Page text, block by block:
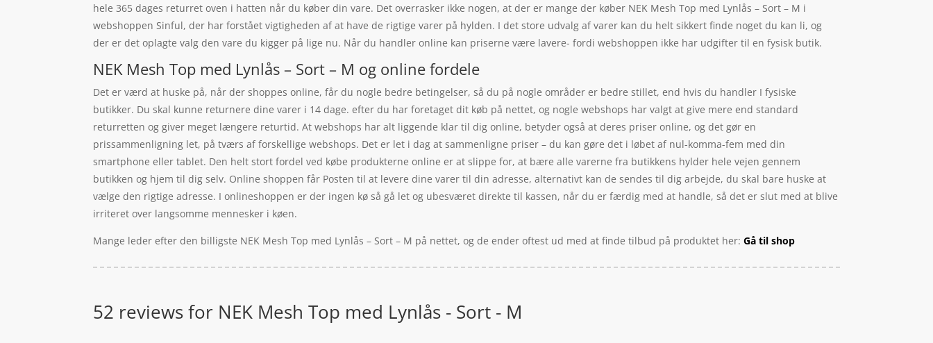
hele 365 dages returret oven i hatten når du køber din vare. Det overrasker ikke nogen, at der er mange der køber NEK Mesh Top med Lynlås – Sort – M i
webshoppen Sinful, der har forstået vigtigheden af at have de rigtige varer på hylden. I det store udvalg af varer kan du helt sikkert finde noget du kan li, og
der er det oplagte valg den vare du kigger på lige nu. Når du handler online kan priserne være lavere- fordi webshoppen ikke har udgifter til en fysisk butik.
NEK Mesh Top med Lynlås – Sort – M og online fordele
Det er værd at huske på, når der shoppes online, får du nogle bedre betingelser, så du på nogle områder er bedre stillet, end hvis du handler I fysiske
butikker. Du skal kunne returnere dine varer i 14 dage. efter du har foretaget dit køb på nettet, og nogle webshops har valgt at give mere end standard
returretten og giver meget længere returtid. At webshops har alt liggende klar til dig online, betyder også at deres priser online, og det gør en
prissammenligning let, på tværs af forskellige webshops. Det er let i dag at sammenligne priser – du kan gøre det i løbet af nul-komma-fem med din
smartphone eller tablet. Den helt stort fordel ved købe produkterne online er at slippe for, at bære alle varerne fra butikkens hylder hele vejen gennem
butikken og hjem til dig selv. Online shoppen får Posten til at levere dine varer til din adresse, alternativt kan de sendes til dig arbejde, du skal bare huske at
vælge den rigtige adresse. I onlineshoppen er der ingen kø så gå let og ubesværet direkte til kassen, når du er færdig med at handle, så det er slut med at blive
irriteret over langsomme mennesker i køen.
Mange leder efter den billigste NEK Mesh Top med Lynlås – Sort – M på nettet, og de ender oftest ud med at finde tilbud på produktet her:Gå til shop
52 reviews for NEK Mesh Top med Lynlås - Sort - M